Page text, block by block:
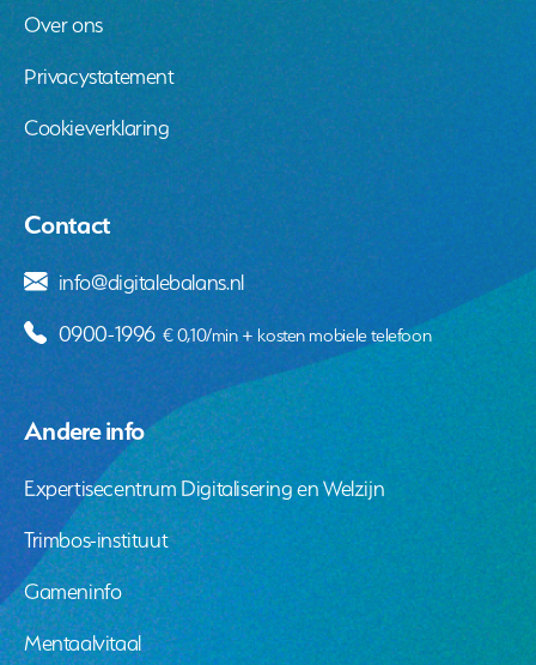
Over ons
Privacystatement
Cookieverklaring
Contact
info@digitalebalans.nl
0900-1996 € 0,10/min + kosten mobiele telefoon
Andere info
Expertisecentrum Digitalisering en Welzijn
Trimbos-instituut
Gameninfo
Mentaalvitaal